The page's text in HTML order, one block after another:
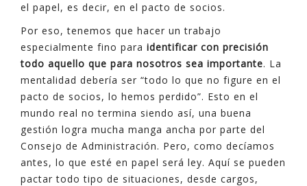
el papel, es decir, en el pacto de socios.
Por eso, tenemos que hacer un trabajo
especialmente fino para identificar con precisión
todo aquello que para nosotros sea importante. La
mentalidad debería ser “todo lo que no figure en el
pacto de socios, lo hemos perdido”. Esto en el
mundo real no termina siendo así, una buena
gestión logra mucha manga ancha por parte del
Consejo de Administración. Pero, como decíamos
antes, lo que esté en papel será ley. Aquí se pueden
pactar todo tipo de situaciones, desde cargos,